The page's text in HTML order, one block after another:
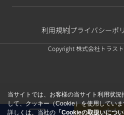
利用規約プライバシーポ
Copyright 株式会社トラスト
当サイトでは、お客様の当サイト利用状
して、クッキー（Cookie）を使用してい
詳しくは、当社の 「Cookieの取扱いについ